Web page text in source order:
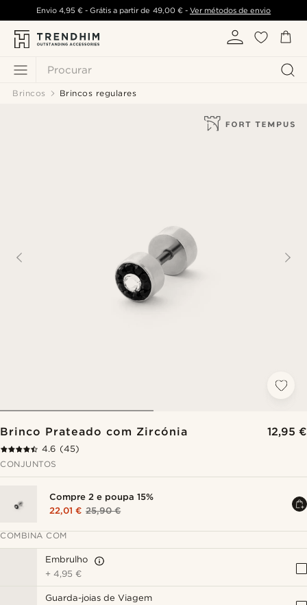
Procurar
Envio 4,95 €- Grátis a partir de 49,00 €- Ver métodos de envio
Brincos Brincos regulares
Brinco Prateado com Zircónia 12,95 €
4.6 (45)
CONJUNTOS
Compre 2 e poupa 15%
22,01 € 25,90 €
COMBINA COM
Embrulho
+4,95 €
Guarda-joias de Viagem